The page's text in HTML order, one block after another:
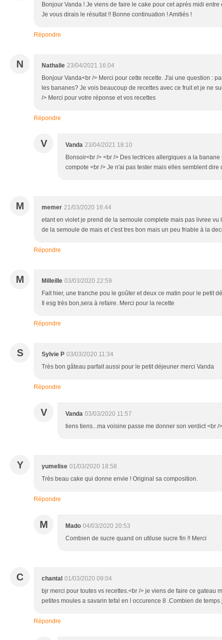
Bonjour Vanda ! Je viens de faire le cake pour cet après midi
Je vous dirais le résultat !! Bonne continuation ! Amitiés !
Répondre
N Nathalie 23/04/2021 16:04
Bonjour Vanda<br /> Merci pour cette recette. J'ai une question :
les bananes? Je vois beaucoup de recettes avec ce fruit et je ne
/> Merci pour votre réponse et vos recettes
Répondre
V Vanda 23/04/2021 18:10
Bonsoir<br /> <br /> Des lectrices allergiques a la
compote <br /> Je n'ai pas tester mais elles semblent dire
M memer 21/03/2020 16:44
etant en violet je prend de la semoule complete mais pas livree vu
de la semoule de mais et c'est tres bon mais un peu friable à la
Répondre
M Milleille 03/03/2020 22:59
Fait hier, une tranche pou le goûter et deux ce matin pour le petit
Il esg très bon,sera à refaire. Merci pour la recette
Répondre
S Sylvie P 03/03/2020 11:34
Très bon gâteau parfait aussi pour le petit déjeuner merci Vanda
Répondre
V Vanda 03/03/2020 11:57
tiens tiens...ma voisine passe me donner son verdict <br /
Y yumelise 01/03/2020 18:58
Très beau cake qui donne envie ! Original sa composition.
Répondre
M Mado 04/03/2020 20:53
Combien de sucre quand on utiluse sucre fin !! Merci
C chantal 01/03/2020 09:04
bjr merci pour toutes vs recettes.<br /> je viens de faire ce gateau
petites moules a savarin tefal en l occurence 8 .Combien de
Répondre